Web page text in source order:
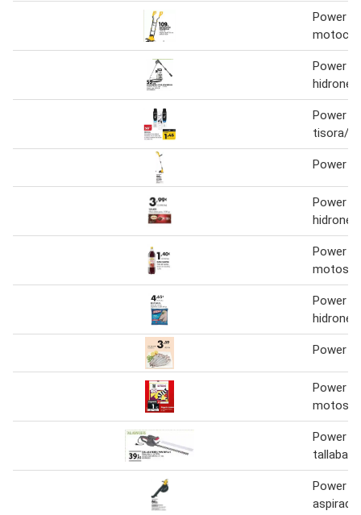
Power
Power
Power
tisora/
Power
Power
Power
Power
Power
Power
Power
Power